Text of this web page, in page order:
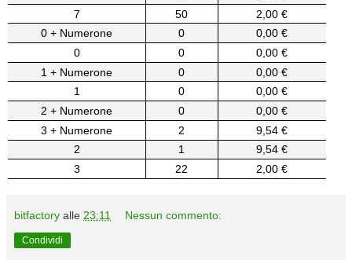
7
50
2,00 €
0 + Numerone
0
0,00 €
0
0
0,00 €
1 + Numerone
0
0,00 €
1
0
0,00 €
2 + Numerone
0
0,00 €
3 + Numerone
2
9,54 €
2
1
9,54 €
3
22 2,00 €
bitfactory alle 23:11 Nessun commento:
Condividi